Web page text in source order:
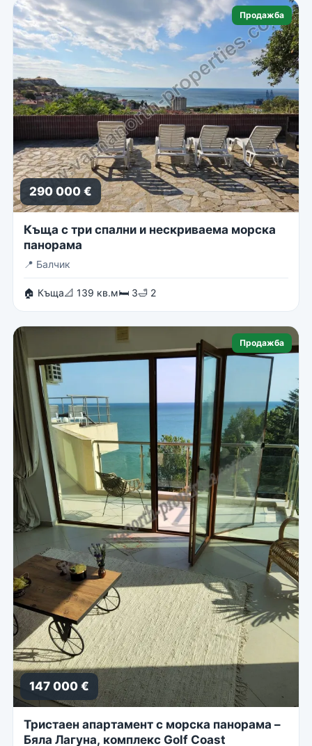
Продажба
290 000 €
Къща с три спални и нескриваема морска
панорама
📍 Балчик
🏠 Къща📐 139 кв.м🛏 3🛁 2
Продажба
147 000 €
Тристаен апартамент с морска панорама –
Бяла Лагуна, комплекс Golf Coast